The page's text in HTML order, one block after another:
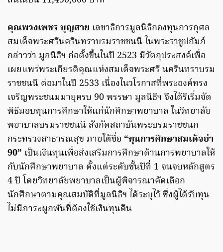
คุณพวงเพชร บุญสาย เลขาธิการมูลนิธิกองทุนการกุศล
สมเด็จพระศรีนครินทราบรมราชชนนี ในพระราชูปถัมภ์
กล่าวว่า มูลนิธิฯ ก่อตั้งขึ้นในปี 2523 มีวัตถุประสงค์เพื่อ
เผยแพร่พระเกียรติคุณแห่งสมเด็จพระศรี นครินทราบรม
ราชชนนี ต่อมาในปี 2533 เนื่องในวโรกาสที่พระองค์ทรง
เจริญพระชนมมายุครบ 90 พรรษา มูลนิธิฯ จึงได้ริเริ่มจัด
พิธีมอบทุนการศึกษาให้แก่นักศึกษาพยาบาล ในวิทยาลัย
พยาบาลบรมราชชนนี สังกัดสถาบันพระบรมราชชนก
กระทรวงสาธารณสุข ภายใต้ชื่อ “ทุนการศึกษาสมเด็จย่า
90” เป็นเงินทุนเพื่อส่งเสริมการศึกษาด้านการพยาบาลให้
กับนักศึกษาพยาบาล ตั้งแต่ระดับชั้นปีที่ 1 จนจบหลักสูตร
4 ปี โดยวิทยาลัยพยาบาลเป็นผู้พิจารณาคัดเลือก
นักศึกษาตามคุณสมบัติที่มูลนิธิฯ ได้ระบุไว้ ซึ่งผู้ได้รับทุน
ไม่มีภาระผูกพันที่ต้องใช้เงินทุนคืน